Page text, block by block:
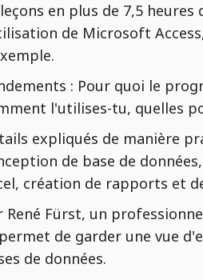
en plus de 7,5
de Microsoft
: Pour quoi le
l'utilises-tu, quelles
expliqués de manière
de base de
création de rapports et
René Fürst, un
de garder une vue
de données.